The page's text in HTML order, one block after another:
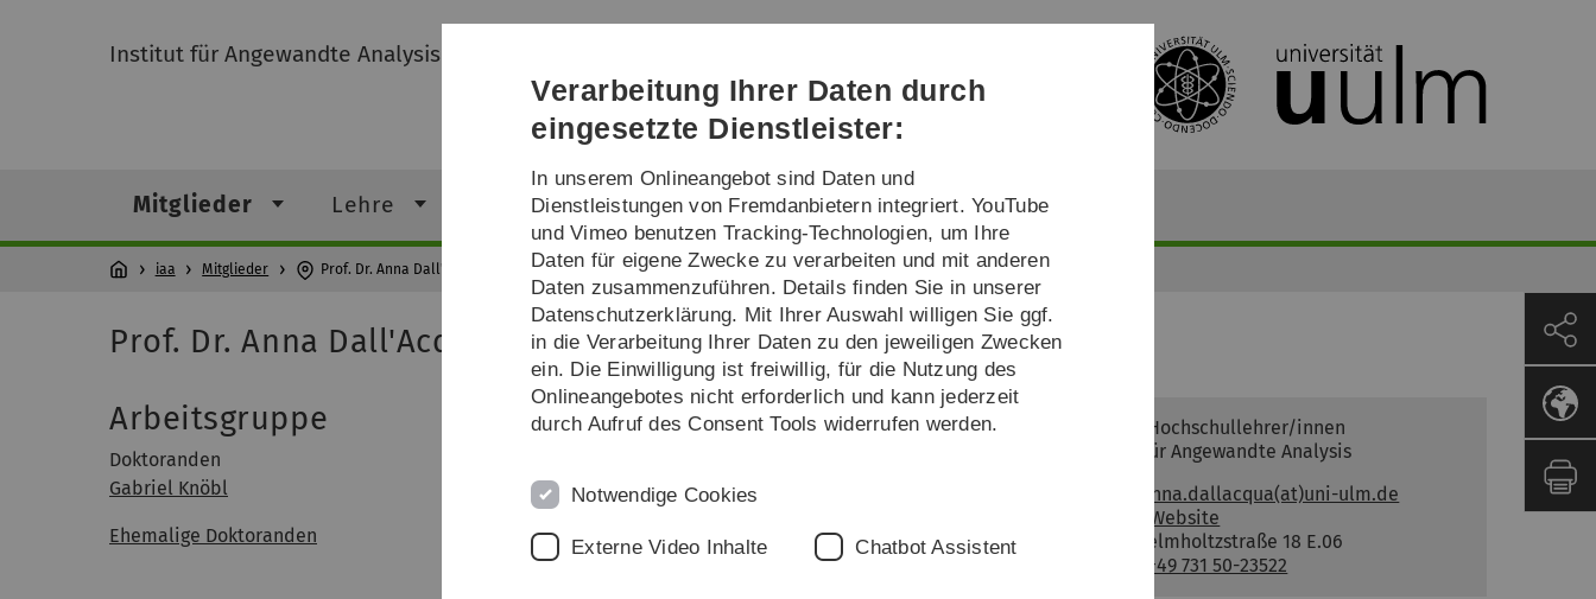
Direkt
Direkt
Direkt
(Sprache,
Drucken,
Social
Direkt
Direkt
Institut für Angewandte Analysis
Mitglieder Lehre Forschung Fakultät
iaa Mitglieder Prof. Dr. Anna Dall'Acqua
Prof. Dr. Anna Dall'Acqua
Arbeitsgruppe
Doktoranden
Gabriel Knöbl
Ehemalige Doktoranden
Weitere Hochschullehrer/innen
Institut für Angewandte Analysis
anna.dallacqua(at)uni-ulm.de
zur Website
Raum: Helmholtzstraße 18 E.06
+49 731 50-23522
Verarbeitung Ihrer Daten durch
eingesetzte Dienstleister:
In unserem Onlineangebot sind Daten und
Dienstleistungen von Fremdanbietern integriert. YouTube
und Vimeo benutzen Tracking-Technologien, um Ihre
Daten für eigene Zwecke zu verarbeiten und mit anderen
Daten zusammenzuführen. Details finden Sie in unserer
Datenschutzerklärung. Mit Ihrer Auswahl willigen Sie ggf.
in die Verarbeitung Ihrer Daten zu den jeweiligen Zwecken
ein. Die Einwilligung ist freiwillig, für die Nutzung des
Onlineangebotes nicht erforderlich und kann jederzeit
durch Aufruf des Consent Tools widerrufen werden.
Notwendige Cookies
Externe Video Inhalte Chatbot Assistent